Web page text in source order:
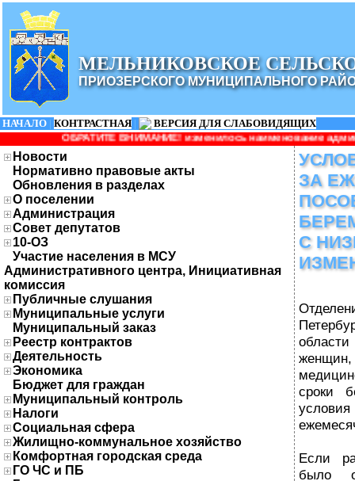
МЕЛЬНИКОВСКОЕ
ПРИОЗЕРСКОГО МУНИЦИПАЛЬНОГО
НАЧАЛО | КОНТРАСТНАЯ |
ВЕРСИЯ ДЛЯ СЛАБОВИДЯЩИХ
ВНИМАНИЕ! изменилось наименование администрации:
Новости
Нормативно правовые акты
Обновления в разделах
О поселении
Администрация
Совет депутатов
10-ОЗ
Участие населения в МСУ
Административного центра, Инициативная
комиссия
Публичные слушания
Муниципальные услуги
Муниципальный заказ
Реестр контрактов
Деятельность
Экономика
Бюджет для граждан
Муниципальный контроль
Налоги
Социальная сфера
Жилищно-коммунальное хозяйство
Комфортная городская среда
ГО ЧС и ПБ
ЗА
С
сроки
Если
было